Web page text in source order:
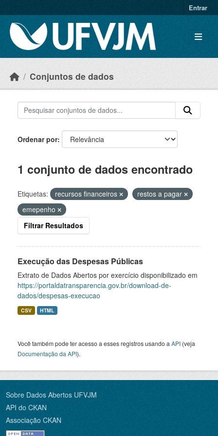
Entrar
Conjuntos de dados
Ordenar por
1 conjunto de dados encontrado
Etiquetas: recursos financeiros
restos a pagar
emepenho
Filtrar Resultados
Execução das Despesas Públicas
Extrato de Dados Abertos por exercício disponibilizado em
https://portaldatransparencia.gov.br/download-de-
dados/despesas-execucao
CSV HTML
Você também pode ter acesso a esses registros usando a API (veja
Documentação da API).
Sobre Dados Abertos UFVJM
API do CKAN
Associação CKAN